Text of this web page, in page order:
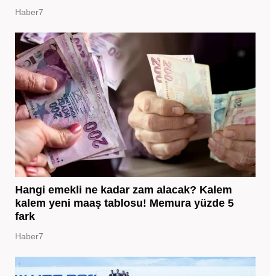
Haber7
Hangi emekli ne kadar zam alacak? Kalem
kalem yeni maaş tablosu! Memura yüzde 5
fark
Haber7